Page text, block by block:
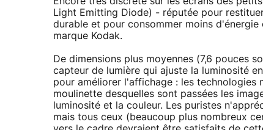
Light Emitting Diode) - réputée pour
durable et pour consommer moins
marque Kodak.
De dimensions plus moyennes (7,6 pouces
capteur de lumière qui ajuste la luminosité
pour améliorer l'affichage : les technologies
moulinette desquelles sont passées les
luminosité et la couleur. Les puristes
mais tous ceux (beaucoup plus nombreux